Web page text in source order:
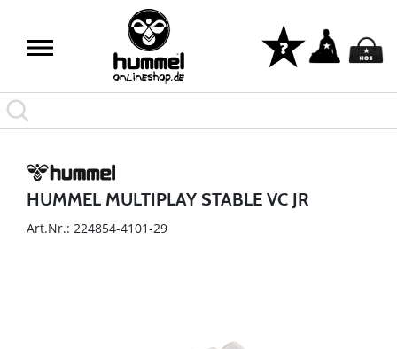
HUMMEL MULTIPLAY STABLE VC JR
Art.Nr.: 224854-4101-29